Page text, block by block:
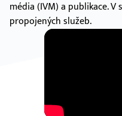
média (IVM) a publikace.
propojených služeb.